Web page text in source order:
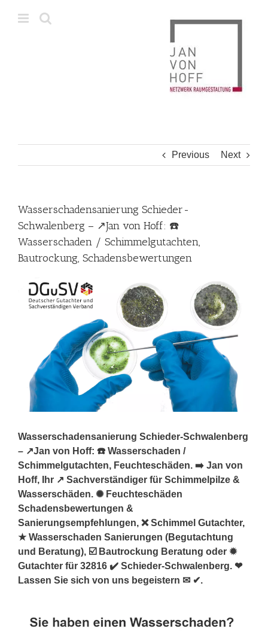
Previous Next
Wasserschadensanierung Schieder-
Schwalenberg – ↗️Jan von Hoff: ☎️
Wasserschaden / Schimmelgutachten,
Bautrockung, Schadensbewertungen
Wasserschadensanierung Schieder-Schwalenberg
– ↗️Jan von Hoff: ☎️ Wasserschaden /
Schimmelgutachten, Feuchteschäden. ➡️ Jan von
Hoff, Ihr ↗️ Sachverständiger für Schimmelpilze &
Wasserschäden. ✺ Feuchteschäden
Schadensbewertungen &
Sanierungsempfehlungen, ❌ Schimmel Gutachter,
★ Wasserschaden Sanierungen (Begutachtung
und Beratung), ☑️ Bautrockung Beratung oder ✹
Gutachter für 32816 ✔️ Schieder-Schwalenberg. ❤
Lassen Sie sich von uns begeistern ✉ ✔.